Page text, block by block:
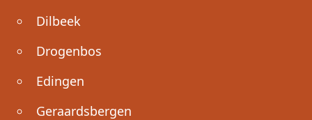
Dilbeek
Drogenbos
Edingen
Geraardsbergen